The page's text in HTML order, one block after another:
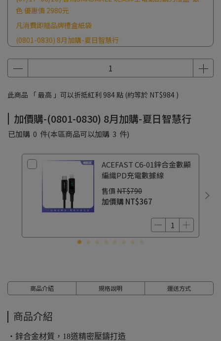
色 優惠價 2980元
凡消費即贈品牌禮盒紙袋
(0801-0830) 8月加購-夏日智慧行
(07/17~08/20) 昔馬SMASMALL 贈 2.0刀頭/昔馬男仕濕紙巾/昔
昔馬SMASMALL 玩美紳士電動刮鬍刀禮盒 贈 品牌提袋
此商品 「 最高 」可以折抵紅利 984點 (約等於 NT$984 )
加價購-(0801-0830) 8月加購-夏日智慧行
已加購 0 件(本區商品可以加購 3 件)
ACEFAST C6-01鋅合金數顯
編織PD充電數據線
售價 NT$790
加價購NT$367
商品介紹 規格說明 運送方式
商品介紹
・鋅合金材質，18道精密壓鑄打造